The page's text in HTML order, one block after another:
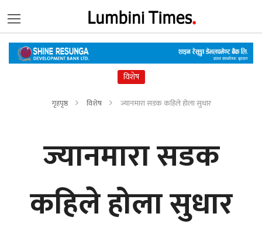
विशेष
गृहपृष्ठ विशेष ज्यानमारा सडक कहिले होला सुधार
ज्यानमारा सडक
कहिले होला सुधार